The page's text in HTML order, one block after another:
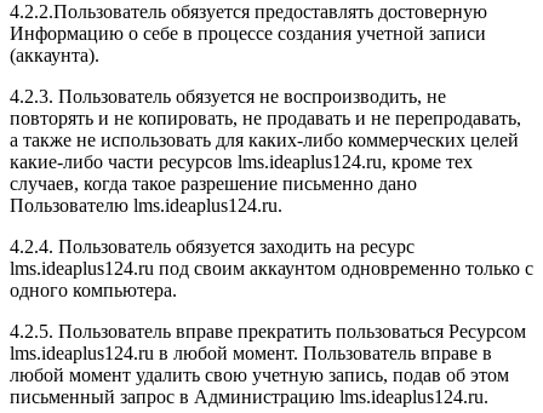
4.2.2.Пользователь обязуется предоставлять достоверную
Информацию о себе в процессе создания учетной записи
(аккаунта).
4.2.3. Пользователь обязуется не воспроизводить, не
повторять и не копировать, не продавать и не перепродавать,
а также не использовать для каких-либо коммерческих целей
какие-либо части ресурсов lms.ideaplus124.ru, кроме тех
случаев, когда такое разрешение письменно дано
Пользователю lms.ideaplus124.ru.
4.2.4. Пользователь обязуется заходить на ресурс
lms.ideaplus124.ru под своим аккаунтом одновременно только с
одного компьютера.
4.2.5. Пользователь вправе прекратить пользоваться Ресурсом
lms.ideaplus124.ru в любой момент. Пользователь вправе в
любой момент удалить свою учетную запись, подав об этом
письменный запрос в Администрацию lms.ideaplus124.ru.